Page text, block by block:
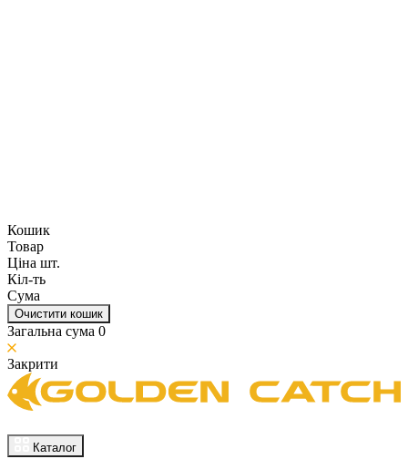
Кошик
Товар
Ціна шт.
Кіл-ть
Сума
Очистити кошик
Загальна сума 0
Закрити
Каталог